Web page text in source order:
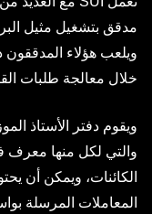
مدقق بتشغيل مثيل
خلال معالجة طلبات
ويقوم دفتر الأستاذ
والتي لكل منها معرف
الكائنات، ويمكن أن
المعاملات المرسلة